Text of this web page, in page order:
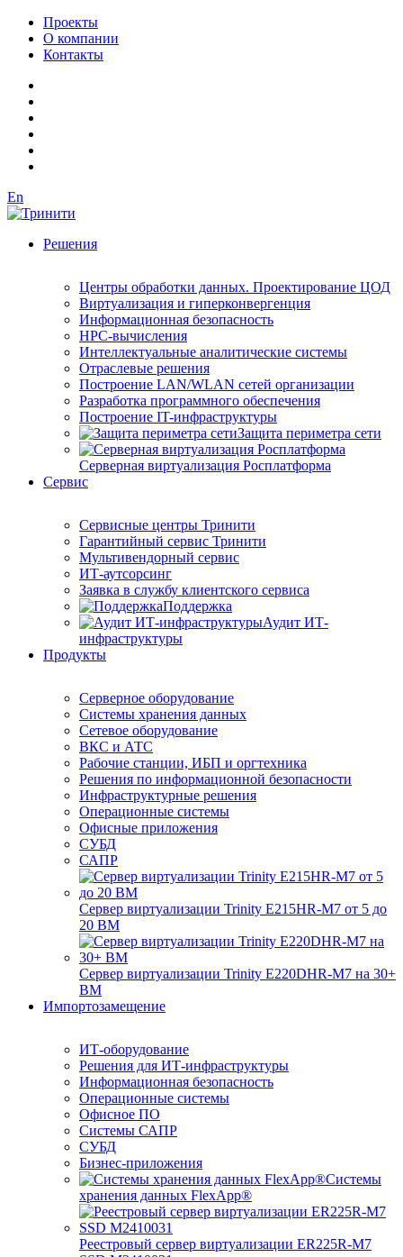
Проекты
О компании
Контакты
En
Решения
Центры обработки данных. Проектирование ЦОД
Виртуализация и гиперконвергенция
Информационная безопасность
HPC-вычисления
Интеллектуальные аналитические системы
Отраслевые решения
Построение LAN/WLAN сетей организации
Разработка программного обеспечения
Построение IT-инфраструктуры
Защита периметра сети
Серверная виртуализация Росплатформа
Сервис
Сервисные центры Тринити
Гарантийный сервис Тринити
Мультивендорный сервис
ИТ-аутсорсинг
Заявка в службу клиентского сервиса
Поддержка
Аудит ИТ-
инфраструктуры
Продукты
Серверное оборудование
Системы хранения данных
Сетевое оборудование
ВКС и АТС
Рабочие станции, ИБП и оргтехника
Решения по информационной безопасности
Инфраструктурные решения
Операционные системы
Офисные приложения
СУБД
САПР
Сервер виртуализации Trinity E215HR-M7 от 5 до
20 ВМ
Сервер виртуализации Trinity E220DHR-M7 на 30+
ВМ
Импортозамещение
ИТ-оборудование
Решения для ИТ-инфраструктуры
Информационная безопасность
Операционные системы
Офисное ПО
Системы САПР
СУБД
Бизнес-приложения
Системы
хранения данных FlexApp®
Реестровый сервер виртуализации ER225R-M7